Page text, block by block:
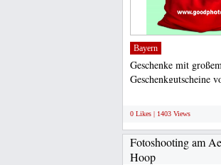
Bayern
Geschenke mit
Geschenkgutscheine
0 Likes | 1403 Views
Fotoshooting am
Hoop